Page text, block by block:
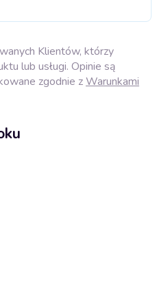
Klientów, którzy
lub usługi. Opinie są
zgodnie zWarunkami